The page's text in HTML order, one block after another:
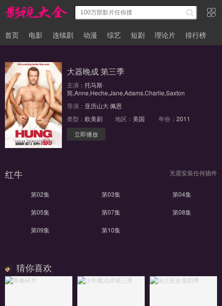
首页 电影 连续剧 动漫 综艺 短剧 理论片 排行榜
第10集
大器晚成 第三季
主演： 托马斯·
简,Anne,Heche,Jane,Adams,Charlie,Saxton
导演： 亚历山大·佩恩
类型： 欧美剧 地区： 美国 年份： 2011
立即播放
无需安装任何插件
红牛
第02集 第03集 第04集
第05集 第07集 第08集
第09集 第10集
猜你喜欢